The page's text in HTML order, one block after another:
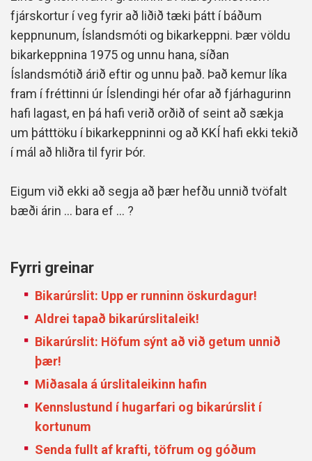
fjárskortur í veg fyrir að liðið tæki þátt í báðum
keppnunum, Íslandsmóti og bikarkeppni. Þær völdu
bikarkeppnina 1975 og unnu hana, síðan
Íslandsmótið árið eftir og unnu það. Það kemur líka
fram í fréttinni úr Íslendingi hér ofar að fjárhagurinn
hafi lagast, en þá hafi verið orðið of seint að sækja
um þátttöku í bikarkeppninni og að KKÍ hafi ekki tekið
í mál að hliðra til fyrir Þór.
Eigum við ekki að segja að þær hefðu unnið tvöfalt
bæði árin ... bara ef ... ?
Fyrri greinar
Bikarúrslit: Upp er runninn öskurdagur!
Aldrei tapað bikarúrslitaleik!
Bikarúrslit: Höfum sýnt að við getum unnið
þær!
Miðasala á úrslitaleikinn hafin
Kennslustund í hugarfari og bikarúrslit í
kortunum
Senda fullt af krafti, töfrum og góðum